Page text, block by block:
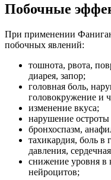
Побочные
При применении
побочных явлений:
тошнота, рвота,
диарея, запор;
головная боль,
головокружение и
изменение вкуса;
нарушение остроты
бронхоспазм,
тахикардия, боль в
давления,
снижение уровня в
нейроцитов;